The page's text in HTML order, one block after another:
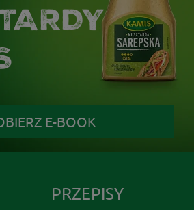
E-BOOK
PRZEPISY